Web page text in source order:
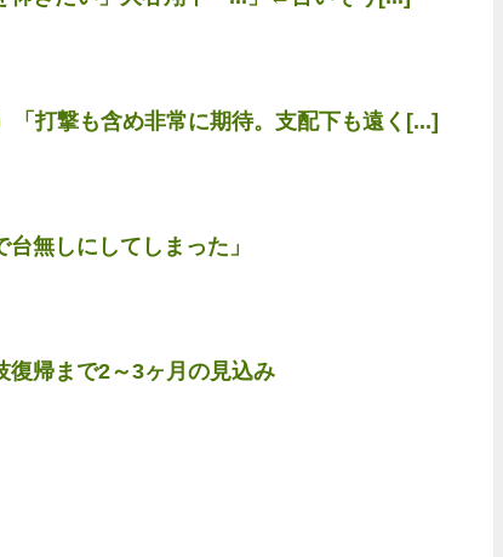
打撃も含め非常に期待。支配下も遠く[...]
無しにしてしまった」
帰まで2～3ヶ月の見込み